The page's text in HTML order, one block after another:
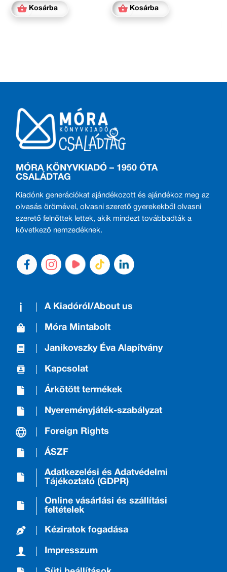
Kosárba Kosárba
MÓRA KÖNYVKIADÓ – 1950 ÓTA
CSALÁDTAG
Kiadónk generációkat ajándékozott és ajándékoz meg az
olvasás örömével, olvasni szerető gyerekekből olvasni
szerető felnőttek lettek, akik mindezt továbbadták a
következő nemzedéknek.
A Kiadóról/About us
Móra Mintabolt
Janikovszky Éva Alapítvány
Kapcsolat
Árkötött termékek
Nyereményjáték-szabályzat
Foreign Rights
ÁSZF
Adatkezelési és Adatvédelmi
Tájékoztató (GDPR)
Online vásárlási és szállítási
feltételek
Kéziratok fogadása
Impresszum